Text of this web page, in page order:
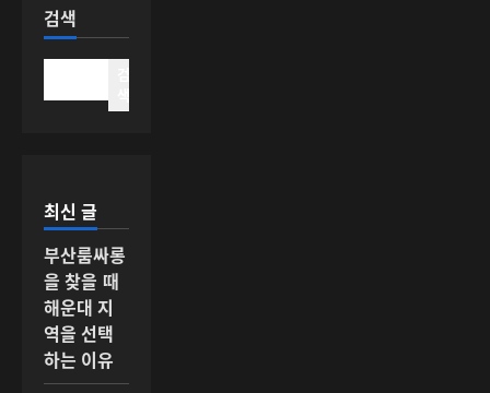
검색
최신 글
부산룸싸롱
을 찾을 때
해운대 지
역을 선택
하는 이유